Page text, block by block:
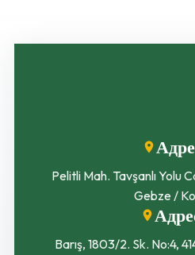
Pelitli Mah. Tavşanlı Yolu
Gebze /
Barış, 1803/2. Sk. No:4,